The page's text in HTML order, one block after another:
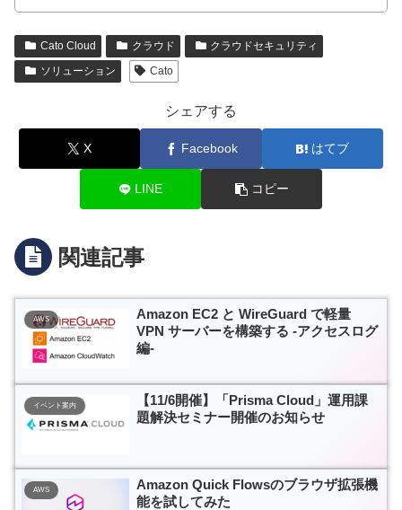
Cato Cloud クラウド
クラウドセキュリティ
ソリューション
Cato
シェアする
X Facebook はてブ
LINE コピー
関連記事
AWS
Amazon EC2 と WireGuard で軽量
VPN サーバーを構築する -アクセスログ
編-
イベント案内
【11/6開催】「Prisma Cloud」運用課
題解決セミナー開催のお知らせ
AWS
Amazon Quick Flowsのブラウザ拡張機
能を試してみた